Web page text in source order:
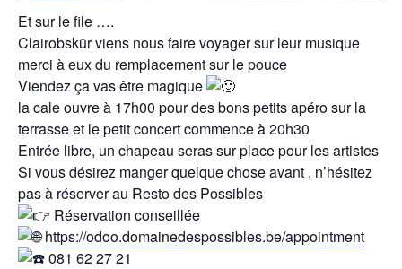
Et sur le file ….
Clairobskür viens nous faire voyager sur leur musique
merci à eux du remplacement sur le pouce
Viendez ça vas être magique
la cale ouvre à 17h00 pour des bons petits apéro sur la
terrasse et le petit concert commence à 20h30
Entrée libre, un chapeau seras sur place pour les artistes
Si vous désirez manger quelque chose avant , n’hésitez
pas à réserver au Resto des Possibles
Réservation conseillée
https://odoo.domainedespossibles.be/appointment
081 62 27 21